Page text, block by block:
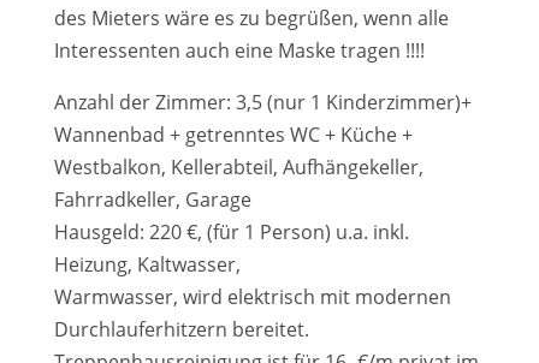
des Mieters wäre es zu begrüßen, wenn alle
Interessenten auch eine Maske tragen !!!!
Anzahl der Zimmer: 3,5 (nur 1 Kinderzimmer)+
Wannenbad + getrenntes WC + Küche +
Westbalkon, Kellerabteil, Aufhängekeller,
Fahrradkeller, Garage
Hausgeld: 220 €, (für 1 Person) u.a. inkl.
Heizung, Kaltwasser,
Warmwasser, wird elektrisch mit modernen
Durchlauferhitzern bereitet.